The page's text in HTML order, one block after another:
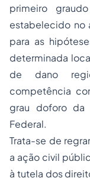
primeiro
estabelecido no
para as
determinada
de dano
competência
grau doforo
Federal.
Trata-se de
a ação civil
à tutela dos